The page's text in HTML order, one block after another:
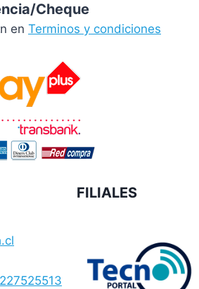
Cheque
en Terminos y condiciones
FILIALES